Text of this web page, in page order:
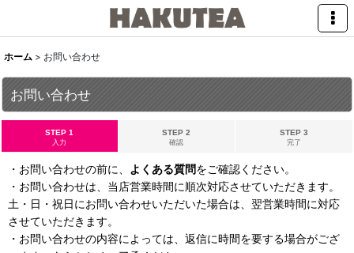
ホーム > お問い合わせ
お問い合わせ
STEP 1
入力
STEP 2
確認
STEP 3
完了
・お問い合わせの前に、 よくある質問をご確認ください。
・お問い合わせは、当店営業時間に順次対応させていただきます。
土・日・祝日にお問い合わせいただいた場合は、翌営業時間に対応
させていただきます。
・お問い合わせの内容によっては、返信に時間を要する場合がござ